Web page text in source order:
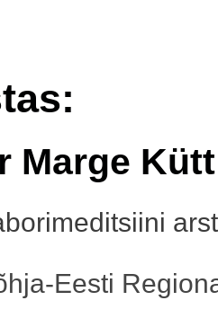
Marge Kütt
arst
Eesti